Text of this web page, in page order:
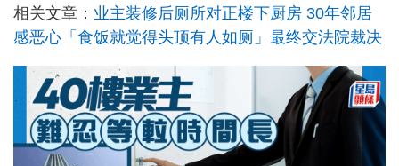
相关文章： 业主装修后厕所对正楼下厨房 30年邻居
感恶心「食饭就觉得头顶有人如厕」最终交法院裁决